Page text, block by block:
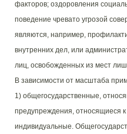
факторов; оздоровления
поведение чревато угрозой
являются, например,
внутренних дел, или
лиц, освобожденных из мест
В зависимости от масштаба
1) общегосударственные,
предупреждения, относящиеся
индивидуальные.